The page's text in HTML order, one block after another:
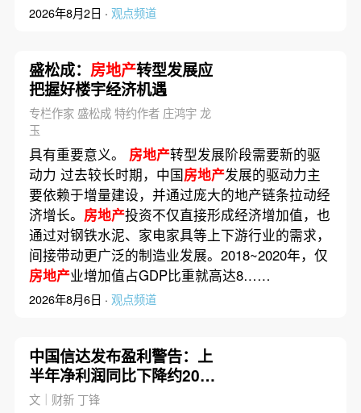
2026年8月2日 · 观点频道
盛松成： 房地产转型发展应
把握好楼宇经济机遇
专栏作家 盛松成 特约作者 庄鸿宇 龙
玉
具有重要意义。 房地产转型发展阶段需要新的驱
动力 过去较长时期，中国房地产发展的驱动力主
要依赖于增量建设，并通过庞大的地产链条拉动经
济增长。 房地产投资不仅直接形成经济增加值，也
通过对钢铁水泥、家电家具等上下游行业的需求，
间接带动更广泛的制造业发展。2018~2020年，仅
房地产业增加值占GDP比重就高达8……
2026年8月6日 · 观点频道
中国信达发布盈利警告：上
半年净利润同比下降约20%
至25%
文｜财新 丁锋